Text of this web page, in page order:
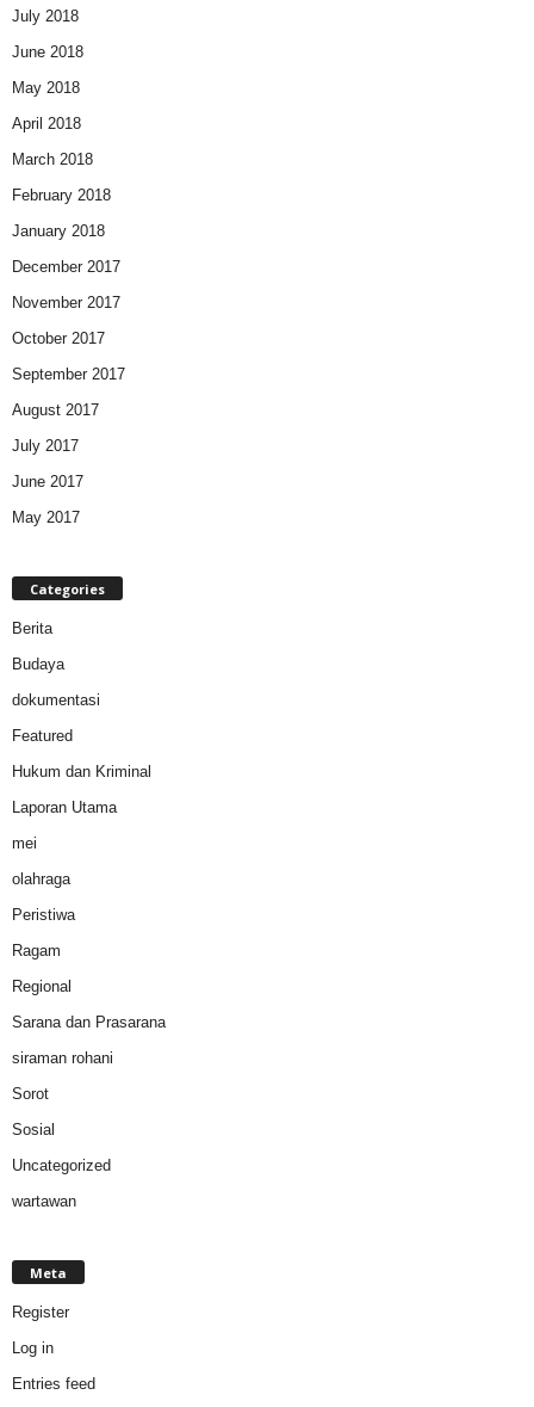
July 2018
June 2018
May 2018
April 2018
March 2018
February 2018
January 2018
December 2017
November 2017
October 2017
September 2017
August 2017
July 2017
June 2017
May 2017
Categories
Berita
Budaya
dokumentasi
Featured
Hukum dan Kriminal
Laporan Utama
mei
olahraga
Peristiwa
Ragam
Regional
Sarana dan Prasarana
siraman rohani
Sorot
Sosial
Uncategorized
wartawan
Meta
Register
Log in
Entries feed